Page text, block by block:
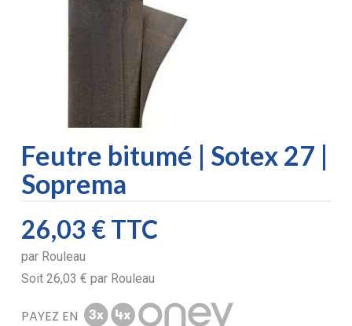
Feutre bitumé | Sotex 27 |
Soprema
26,03 €TTC
par Rouleau
Soit 26,03 € par Rouleau
PAYEZ EN